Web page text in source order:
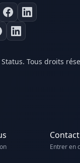
Tous droits
Contact
Entrer en